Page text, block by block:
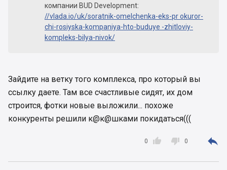
компании BUD Development:
//vlada.io/uk/soratnik-omelchenka-eks-pr okuror-
chi-rosiyska-kompaniya-hto-buduye -zhitloviy-
kompleks-bilya-nivok/
Зайдите на ветку того комплекса, про который вы
ссылку даете. Там все счастливые сидят, их дом
строится, фотки новые выложили... похоже
конкуренты решили к@к@шками покидаться(((

0  0 